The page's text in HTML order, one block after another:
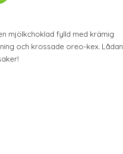
mjölkchoklad fylld med krämig
och krossade oreo-kex. Lådan